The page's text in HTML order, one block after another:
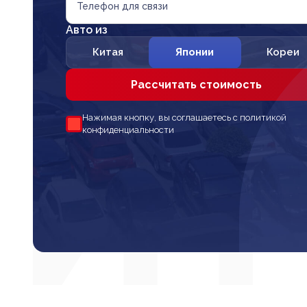
Телефон для связи
Авто из
Китая Японии Кореи
Рассчитать стоимость
Нажимая кнопку, вы соглашаетесь с политикой
конфиденциальности